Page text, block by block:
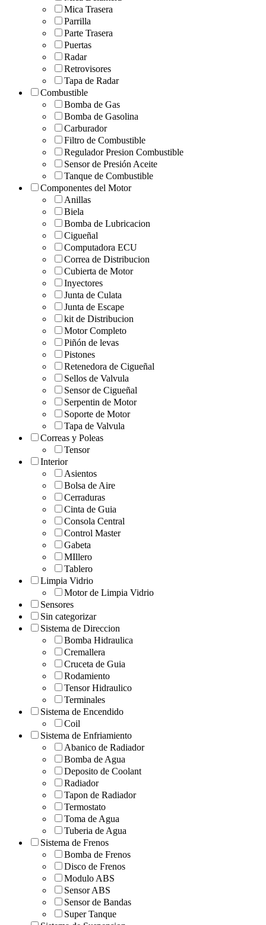
Mica Trasera
Parrilla
Parte Trasera
Puertas
Radar
Retrovisores
Tapa de Radar
Combustible
Bomba de Gas
Bomba de Gasolina
Carburador
Filtro de Combustible
Regulador Presion Combustible
Sensor de Presión Aceite
Tanque de Combustible
Componentes del Motor
Anillas
Biela
Bomba de Lubricacion
Cigueñal
Computadora ECU
Correa de Distribucion
Cubierta de Motor
Inyectores
Junta de Culata
Junta de Escape
kit de Distribucion
Motor Completo
Piñón de levas
Pistones
Retenedora de Cigueñal
Sellos de Valvula
Sensor de Cigueñal
Serpentin de Motor
Soporte de Motor
Tapa de Valvula
Correas y Poleas
Tensor
Interior
Asientos
Bolsa de Aire
Cerraduras
Cinta de Guia
Consola Central
Control Master
Gabeta
MIllero
Tablero
Limpia Vidrio
Motor de Limpia Vidrio
Sensores
Sin categorizar
Sistema de Direccion
Bomba Hidraulica
Cremallera
Cruceta de Guia
Rodamiento
Tensor Hidraulico
Terminales
Sistema de Encendido
Coil
Sistema de Enfriamiento
Abanico de Radiador
Bomba de Agua
Deposito de Coolant
Radiador
Tapon de Radiador
Termostato
Toma de Agua
Tuberia de Agua
Sistema de Frenos
Bomba de Frenos
Disco de Frenos
Modulo ABS
Sensor ABS
Sensor de Bandas
Super Tanque